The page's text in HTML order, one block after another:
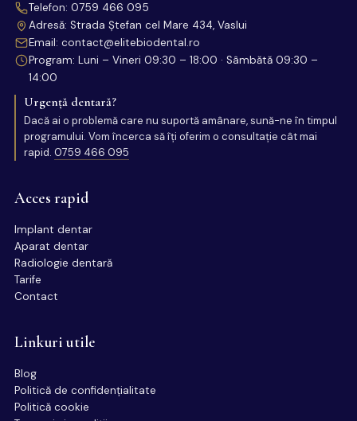
Telefon: 0759 466 095
Adresă: Strada Ștefan cel Mare 434, Vaslui
Email: contact@elitebiodental.ro
Program: Luni – Vineri 09:30 – 18:00 · Sâmbătă 09:30 –
14:00
Urgență dentară?
Dacă ai o problemă care nu suportă amânare, sună-ne în timpul
programului. Vom încerca să îți oferim o consultație cât mai
rapid. 0759 466 095
Acces rapid
Implant dentar
Aparat dentar
Radiologie dentară
Tarife
Contact
Linkuri utile
Blog
Politică de confidențialitate
Politică cookie